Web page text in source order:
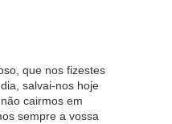
que nos fizestes
salvai-nos hoje
cairmos em
sempre a vossa